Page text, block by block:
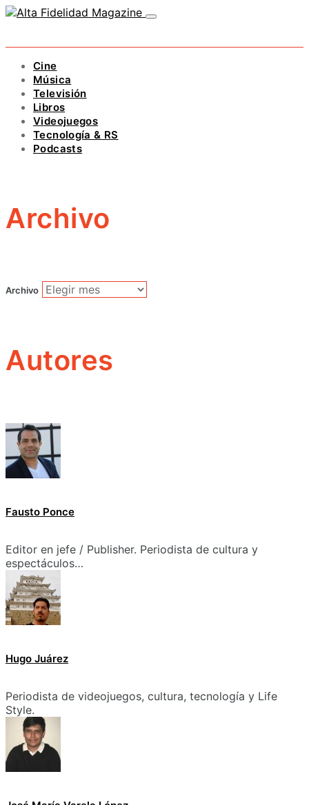
Cine
Música
Televisión
Libros
Videojuegos
Tecnología & RS
Podcasts
Archivo
Archivo
Autores
Fausto Ponce
Editor en jefe / Publisher. Periodista de cultura y
espectáculos…
Hugo Juárez
Periodista de videojuegos, cultura, tecnología y Life
Style.